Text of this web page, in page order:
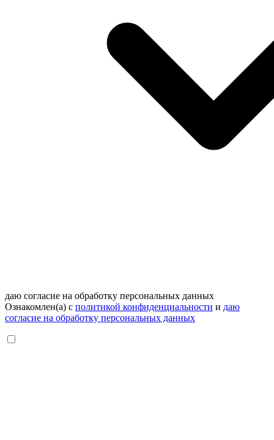
даю согласие на обработку персональных данных
Ознакомлен(а) с политикой конфиденциальности и даю
согласие на обработку персональных данных